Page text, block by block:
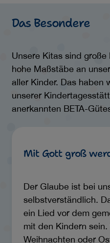
Das Besondere
Unsere Kitas sind
hohe Maßstäbe an
aller Kinder. Das haben
unserer
anerkannten BETA-
Mit Gott groß
Der Glaube ist bei
selbstverständlich.
ein Lied vor dem
mit den Kindern
Weihnachten oder